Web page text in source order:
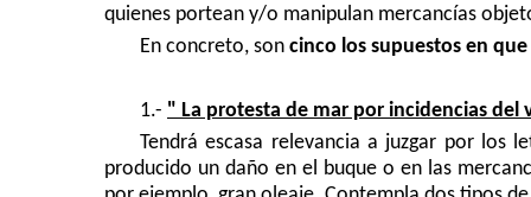
quienes portean y/o manipulan mercancías
En concreto, son cinco los supuestos en
1.- " La protesta de mar por incidencias del
Tendrá escasa relevancia a juzgar por los
producido un daño en el buque o en las